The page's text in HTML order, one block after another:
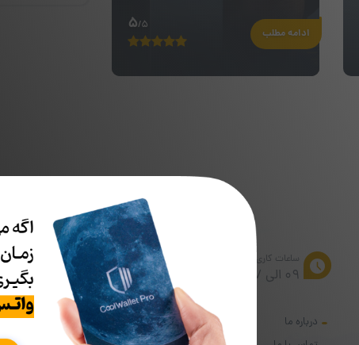
ادامه مطلب 5/5
ساعات کاری
۰۹ الی ۱۷
درباره ما
از تخفیف ها و جدیدترین ها با خبر شوید: